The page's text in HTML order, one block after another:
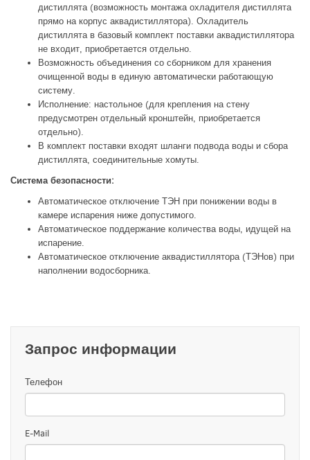
дистиллята (возможность монтажа охладителя дистиллята
прямо на корпус аквадистиллятора). Охладитель
дистиллята в базовый комплект поставки аквадистиллятора
не входит, приобретается отдельно.
Возможность объединения со сборником для хранения
очищенной воды в единую автоматически работающую
систему.
Исполнение: настольное (для крепления на стену
предусмотрен отдельный кронштейн, приобретается
отдельно).
В комплект поставки входят шланги подвода воды и сбора
дистиллята, соединительные хомуты.
Система безопасности:
Автоматическое отключение ТЭН при понижении воды в
камере испарения ниже допустимого.
Автоматическое поддержание количества воды, идущей на
испарение.
Автоматическое отключение аквадистиллятора (ТЭНов) при
наполнении водосборника.
Запрос информации
Телефон
E-Mail